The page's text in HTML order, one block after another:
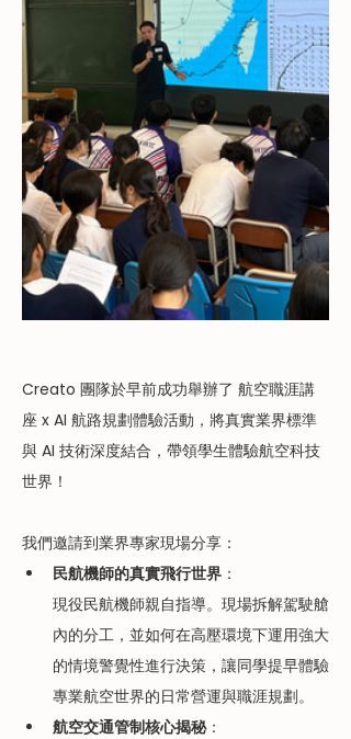
Creato 團隊於早前成功舉辦了 航空職涯講
座 x AI 航路規劃體驗活動，將真實業界標準
與 AI 技術深度結合，帶領學生體驗航空科技
世界！
我們邀請到業界專家現場分享：
民航機師的真實飛行世界 ：
現役民航機師親自指導。現場拆解駕駛艙
內的分工，並如何在高壓環境下運用強大
的情境警覺性進行決策，讓同學提早體驗
專業航空世界的日常營運與職涯規劃。
航空交通管制核心揭秘：